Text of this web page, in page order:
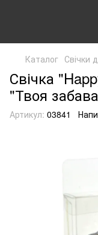
Каталог Свічки
Свічка
"Твоя
Артикул: 03841